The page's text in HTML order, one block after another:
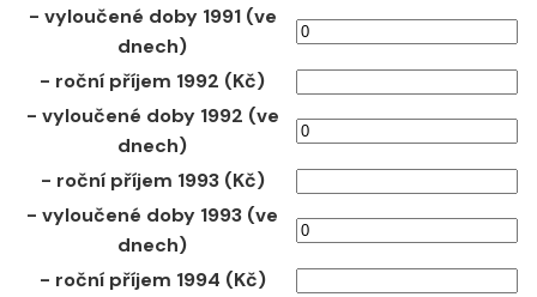
- vyloučené doby 1991 (ve
dnech)
- roční příjem 1992 (Kč)
- vyloučené doby 1992 (ve
dnech)
- roční příjem 1993 (Kč)
- vyloučené doby 1993 (ve
dnech)
- roční příjem 1994 (Kč)